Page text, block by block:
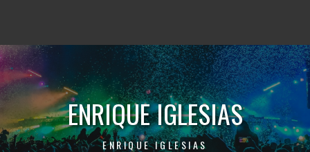
ENRIQUE IGLESIAS
ENRIQUE IGLESIAS